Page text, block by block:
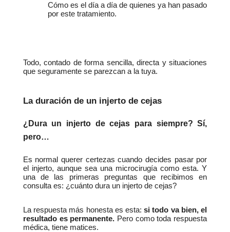
Cómo es el día a día de quienes ya han pasado
por este tratamiento.
Todo, contado de forma sencilla, directa y situaciones
que seguramente se parezcan a la tuya.
La duración de un injerto de cejas
¿Dura un injerto de cejas para siempre? Sí,
pero…
Es normal querer certezas cuando decides pasar por
el injerto, aunque sea una microcirugía como esta. Y
una de las primeras preguntas que recibimos en
consulta es: ¿cuánto dura un injerto de cejas?
La respuesta más honesta es esta: si todo va bien, el
resultado es permanente. Pero como toda respuesta
médica, tiene matices.